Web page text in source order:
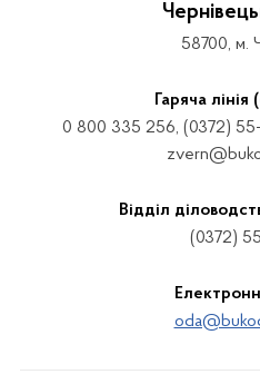
58700, м.
Гаряча
0 800 335 256, (0372)
Відділ
(0372)